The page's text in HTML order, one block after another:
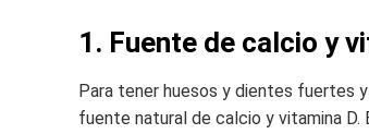
1. Fuente de calcio y
Para tener huesos y dientes fuertes
fuente natural de calcio y vitamina D.